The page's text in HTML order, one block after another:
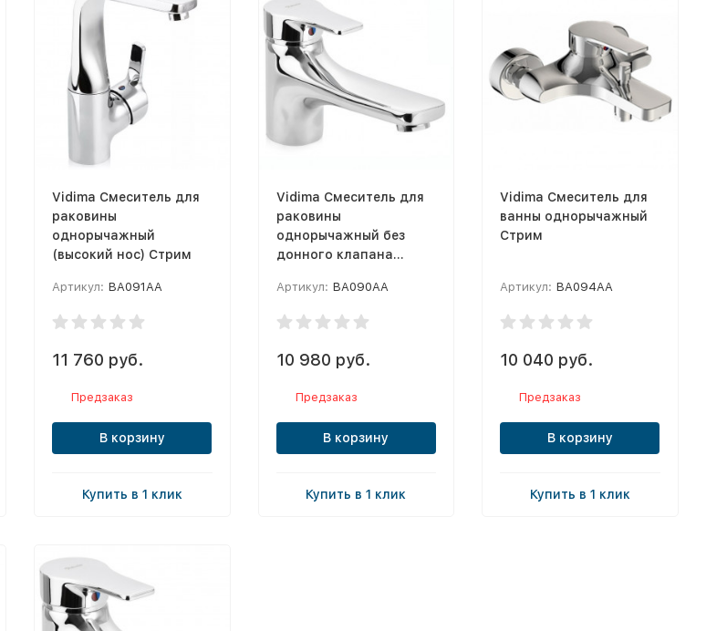
Vidima Смеситель для
раковины
однорычажный
(высокий нос) Стрим
Артикул: BA091AA
11 760 руб.
Предзаказ
В корзину
Купить в 1 клик
Vidima Смеситель для
раковины
однорычажный без
донного клапана
Артикул: BA090AA
10 980 руб.
Предзаказ
В корзину
Купить в 1 клик
Vidima Смеситель для
ванны однорычажный
Стрим
Артикул: BA094AA
10 040 руб.
Предзаказ
В корзину
Купить в 1 клик